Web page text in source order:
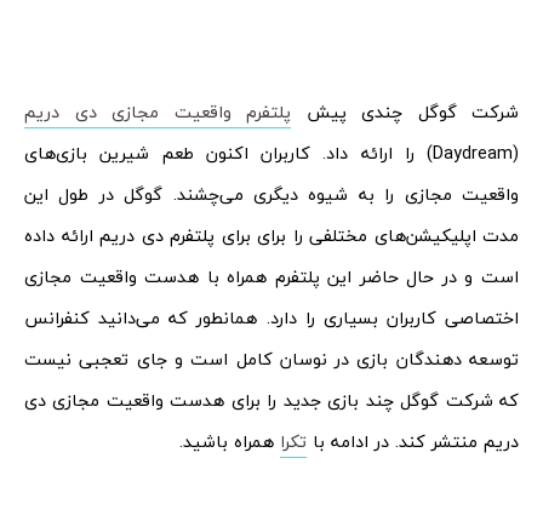
شرکت گوگل چندی پیش پلتفرم واقعیت مجازی دی دریم
(Daydream) را ارائه داد. کاربران اکنون طعم شیرین بازی‌های
واقعیت مجازی را به شیوه دیگری می‌چشند. گوگل در طول این
مدت اپلیکیشن‌های مختلفی را برای برای پلتفرم دی دریم ارائه داده
است و در حال حاضر این پلتفرم همراه با هدست واقعیت مجازی
اختصاصی کاربران بسیاری را دارد. همانطور که می‌دانید کنفرانس
توسعه دهندگان بازی در نوسان کامل است و جای تعجبی نیست
که شرکت گوگل چند بازی جدید را برای هدست واقعیت مجازی دی
دریم منتشر کند. در ادامه با تکرا همراه باشید.